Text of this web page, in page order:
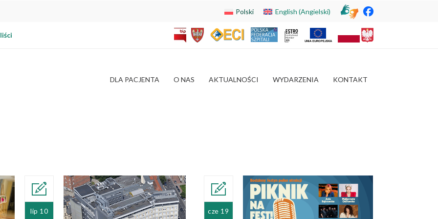
Polski English (Angielski)
DLA PACJENTA O NAS AKTUALNOŚCI WYDARZENIA KONTAKT
lip 10 cze 19